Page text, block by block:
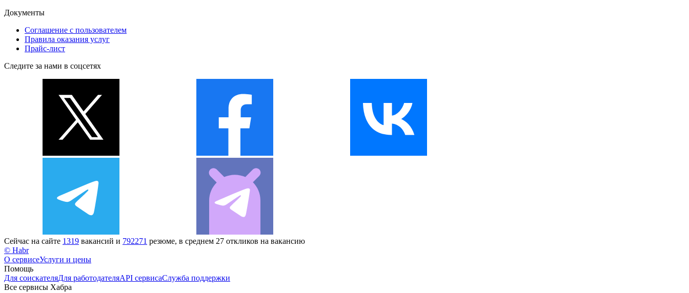
Документы
Соглашение с пользователем
Правила оказания услуг
Прайс-лист
Следите за нами в соцсетях
Сейчас на сайте 1319 вакансий и 792271 резюме, в среднем 27 откликов на вакансию
© Habr
О сервисеУслуги и цены
Помощь
Для соискателяДля работодателяAPI сервисаСлужба поддержки
Все сервисы Хабра